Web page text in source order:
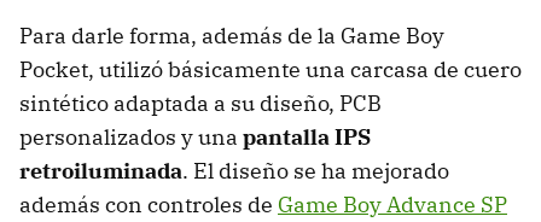
Para darle forma, además de la Game Boy
Pocket, utilizó básicamente una carcasa de cuero
sintético adaptada a su diseño, PCB
personalizados y una pantalla IPS
retroiluminada. El diseño se ha mejorado
además con controles de Game Boy Advance SP